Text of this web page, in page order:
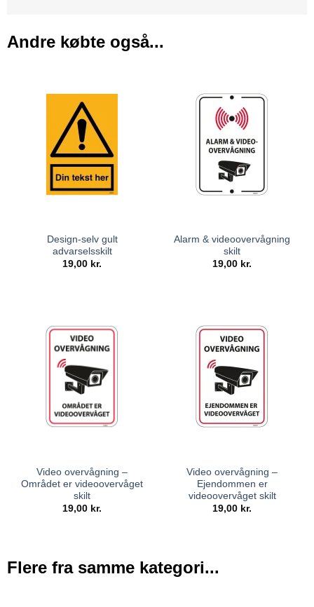
Andre købte også...
Design-selv gult
advarselsskilt
19,00 kr.
Alarm & videoovervågning
skilt
19,00 kr.
Video overvågning –
Området er videoovervåget
skilt
19,00 kr.
Video overvågning –
Ejendommen er
videoovervåget skilt
19,00 kr.
Flere fra samme kategori...